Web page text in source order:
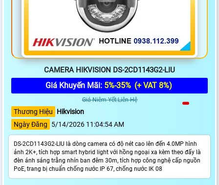
CAMERA HIKVISION DS-2CD1143G2-LIU
Giá Khuyến Mãi: 5%-35% (+ VAT 8%)
Giá Niêm Yết:Liên Hệ
Thương Hiệu
Hikvision
Ngày Đăng
5/14/2026 11:04:54 AM
DS-2CD1143G2-LIU là dòng camera có độ nét cao lên đến 4.0MP hình
ảnh 2K+, tích hợp smart hybrid light với hồng ngoại xa kèm theo đấy là
đèn ánh sáng trằng nhín ban đêm 30m, tích hợp công nghệ cấp nguồn
PoE, trang bị chuẩn chống nước IP 67, chống nước IK 08